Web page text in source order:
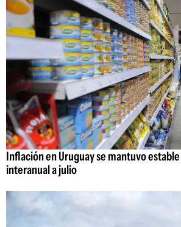
Inflación en Uruguay se mantuvo
interanual a julio